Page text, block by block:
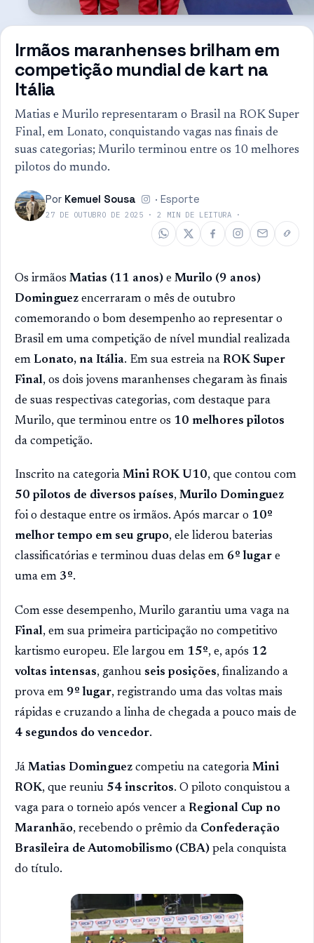
Irmãos maranhenses brilham em
competição mundial de kart na
Itália
Matias e Murilo representaram o Brasil na ROK Super
Final, em Lonato, conquistando vagas nas finais de
suas categorias; Murilo terminou entre os 10 melhores
pilotos do mundo.
Por Kemuel Sousa ·Esporte
27 DE OUTUBRO DE 2025 ·2 MIN DE LEITURA ·
Os irmãos Matias (11 anos) e Murilo (9 anos)
Dominguez encerraram o mês de outubro
comemorando o bom desempenho ao representar o
Brasil em uma competição de nível mundial realizada
em Lonato, na Itália. Em sua estreia na ROK Super
Final, os dois jovens maranhenses chegaram às finais
de suas respectivas categorias, com destaque para
Murilo, que terminou entre os 10 melhores pilotos
da competição.
Inscrito na categoria Mini ROK U10, que contou com
50 pilotos de diversos países, Murilo Dominguez
foi o destaque entre os irmãos. Após marcar o 10º
melhor tempo em seu grupo, ele liderou baterias
classificatórias e terminou duas delas em 6º lugar e
uma em 3º.
Com esse desempenho, Murilo garantiu uma vaga na
Final, em sua primeira participação no competitivo
kartismo europeu. Ele largou em 15º, e, após 12
voltas intensas, ganhou seis posições, finalizando a
prova em 9º lugar, registrando uma das voltas mais
rápidas e cruzando a linha de chegada a pouco mais de
4 segundos do vencedor.
Já Matias Dominguez competiu na categoria Mini
ROK, que reuniu 54 inscritos. O piloto conquistou a
vaga para o torneio após vencer a Regional Cup no
Maranhão, recebendo o prêmio da Confederação
Brasileira de Automobilismo (CBA) pela conquista
do título.